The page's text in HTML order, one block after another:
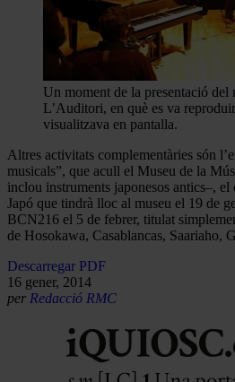
Un moment de la presentació
L’Auditori, en què es va
visualitzava en pantalla.
Altres activitats complementàries són
musicals”, que acull el Museu de la
inclou instruments japonesos antics–,
Japó que tindrà lloc al museu el 19 de
BCN216 el 5 de febrer, titulat
de Hosokawa, Casablancas, Saariaho,
Descarregar PDF
16 gener, 2014
per Redacció RMC